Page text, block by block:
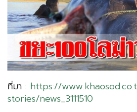
ที่มา : https://
stories/news_3111510